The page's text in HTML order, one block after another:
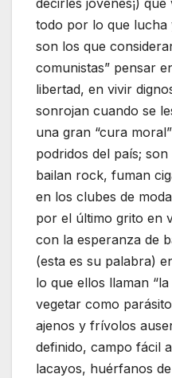
todo por lo que lucha
son los que
comunistas” pensar
libertad, en vivir
sonrojan cuando se
una gran “cura
podridos del país;
bailan rock, fuman
en los clubes de
por el último grito en
con la esperanza de
(esta es su palabra)
lo que ellos llaman
vegetar como
ajenos y frívolos
definido, campo fácil
lacayos, huérfanos de